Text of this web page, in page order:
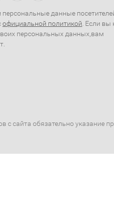
данные
официальной политикой . Если вы
персональных данных,вам
с сайта обязательно указание